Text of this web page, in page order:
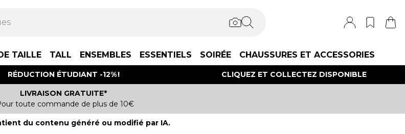
TAILLE TALL ENSEMBLES ESSENTIELS SOIRÉE CHAUSSURES ET ACCESSORIES
RÉDUCTION ÉTUDIANT -12% ! CLIQUEZ ET COLLECTEZ DISPONIBLE
LIVRAISON GRATUITE*
toute commande de plus de 10€
du contenu généré ou modifié par IA.